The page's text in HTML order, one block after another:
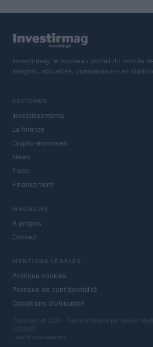
Investirmag, le nouveau portail du monde
Insights, actualités, comparaisons et
SECTIONS
Investissements
La finance
Crypto-monnaies
News
Fisco
Financement
MAGAZINE
À propos
Contact
MENTIONS LÉGALES
Politique cookies
Politique de confidentialité
Conditions d'utilisation
Copyright © 2026 · Publié en France par AdHub
2729933
Tous droits réservés